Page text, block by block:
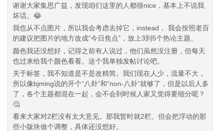
谢谢大家集思广益，发现咱们这里的人都很nice，基本上不说我
坏话。😂
我也从不点图片，所以我会考虑去掉它，instead， 我会按照老百
的建议把图片的地方改成“今日焦点”，放上3到5个热论主题。
颜色我还没想好，记得之前有人说过，他们虽然没注册，但每天
也过来给我个颜色看看。这个我单独发帖讨论吧。
关于标签，我不知道是不是改精简。我们现在人少，流量不大，
所以像bjming说的开个“八卦”和“non-八卦”就够了，但是以后人多
了，各个主题都混在一起，会不会到时候人家又觉得要细分呢？
🤔
看来大家对2栏没有太大意见。那我暂时就2栏。但会把浮动的那
些小版块做个调整，具体还没想好。